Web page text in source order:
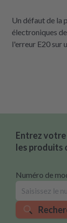
Un défaut de la
électroniques
l'erreur E20 sur
Entrez
les produits
Numéro de